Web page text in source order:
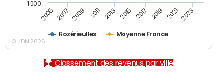
Rozérieulles Moyenne France
2005 2007 2009 2011 2013 2015 2017 2019 2021 2023
1 000
© JDN 2026
Classement des revenus par ville